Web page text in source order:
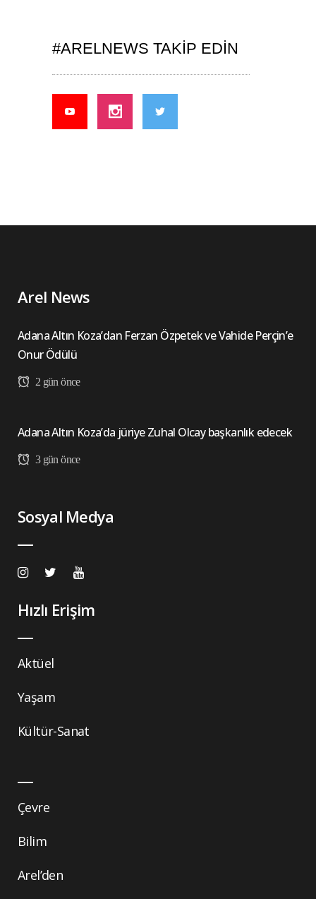
#ARELNEWS TAKIP EDIN
Arel News
Adana Altın Koza’dan Ferzan Özpetek ve Vahide Perçin’e
Onur Ödülü
2 gün önce
Adana Altın Koza’da jüriye Zuhal Olcay başkanlık edecek
3 gün önce
Sosyal Medya
Hızlı Erişim
Aktüel
Yaşam
Kültür-Sanat
Çevre
Bilim
Arel’den